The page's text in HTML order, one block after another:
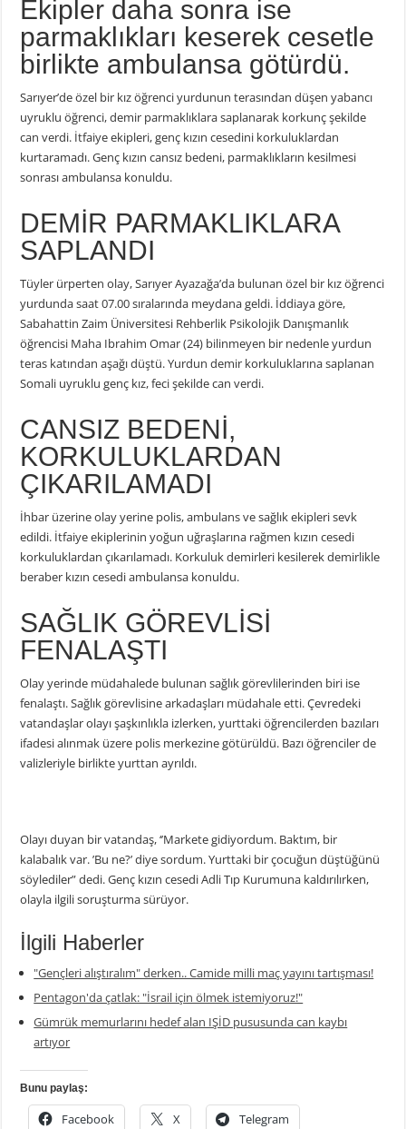
Ekipler daha sonra ise
parmaklıkları keserek cesetle
birlikte ambulansa götürdü.
Sarıyer’de özel bir kız öğrenci yurdunun terasından düşen yabancı
uyruklu öğrenci, demir parmaklıklara saplanarak korkunç şekilde
can verdi. İtfaiye ekipleri, genç kızın cesedini korkuluklardan
kurtaramadı. Genç kızın cansız bedeni, parmaklıkların kesilmesi
sonrası ambulansa konuldu.
DEMİR PARMAKLIKLARA
SAPLANDI
Tüyler ürperten olay, Sarıyer Ayazağa’da bulunan özel bir kız öğrenci
yurdunda saat 07.00 sıralarında meydana geldi. İddiaya göre,
Sabahattin Zaim Üniversitesi Rehberlik Psikolojik Danışmanlık
öğrencisi Maha Ibrahim Omar (24) bilinmeyen bir nedenle yurdun
teras katından aşağı düştü. Yurdun demir korkuluklarına saplanan
Somali uyruklu genç kız, feci şekilde can verdi.
CANSIZ BEDENİ,
KORKULUKLARDAN
ÇIKARILAMADI
İhbar üzerine olay yerine polis, ambulans ve sağlık ekipleri sevk
edildi. İtfaiye ekiplerinin yoğun uğraşlarına rağmen kızın cesedi
korkuluklardan çıkarılamadı. Korkuluk demirleri kesilerek demirlikle
beraber kızın cesedi ambulansa konuldu.
SAĞLIK GÖREVLİSİ
FENALAŞTI
Olay yerinde müdahalede bulunan sağlık görevlilerinden biri ise
fenalaştı. Sağlık görevlisine arkadaşları müdahale etti. Çevredeki
vatandaşlar olayı şaşkınlıkla izlerken, yurttaki öğrencilerden bazıları
ifadesi alınmak üzere polis merkezine götürüldü. Bazı öğrenciler de
valizleriyle birlikte yurttan ayrıldı.
Olayı duyan bir vatandaş, ‘’Markete gidiyordum. Baktım, bir
kalabalık var. ’Bu ne?’ diye sordum. Yurttaki bir çocuğun düştüğünü
söylediler” dedi. Genç kızın cesedi Adli Tıp Kurumuna kaldırılırken,
olayla ilgili soruşturma sürüyor.
İlgili Haberler
"Gençleri alıştıralım" derken.. Camide milli maç yayını tartışması!
Pentagon'da çatlak: "İsrail için ölmek istemiyoruz!"
Gümrük memurlarını hedef alan IŞİD pususunda can kaybı
artıyor
Bunu paylaş:
Facebook X Telegram